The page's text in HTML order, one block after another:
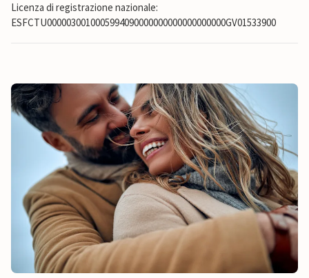
Licenza di registrazione nazionale:
ESFCTU0000030010005994090000000000000000000GV01533900